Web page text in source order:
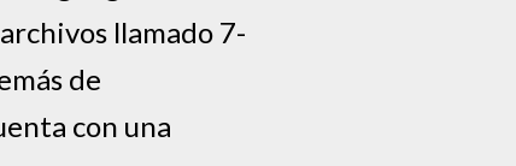
llamado 7-
de
con una